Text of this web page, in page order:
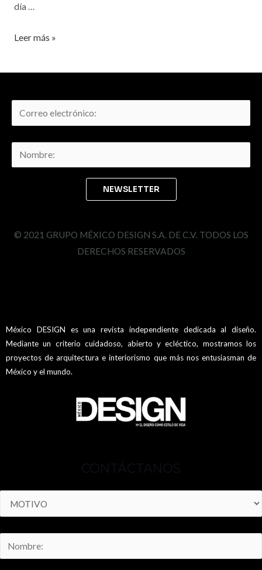
día …
Leer más »
© 2021 GRUPO MÉXICO DESIGN S.A. DE C.V. TODOS LOS
DERECHOS RESERVADOS
México DESIGN es una revista independiente dedicada al diseño.
Mediante un criterio cuidadoso, abierto y ecléctico, mostramos los
proyectos de arquitectura e interiorismo que más nos entusiasman de
México y el mundo.
CONTÁCTANOS